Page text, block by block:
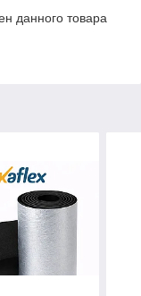
данного товара